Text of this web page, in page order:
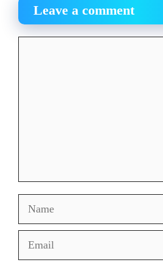
Leave a comment
Name
Email